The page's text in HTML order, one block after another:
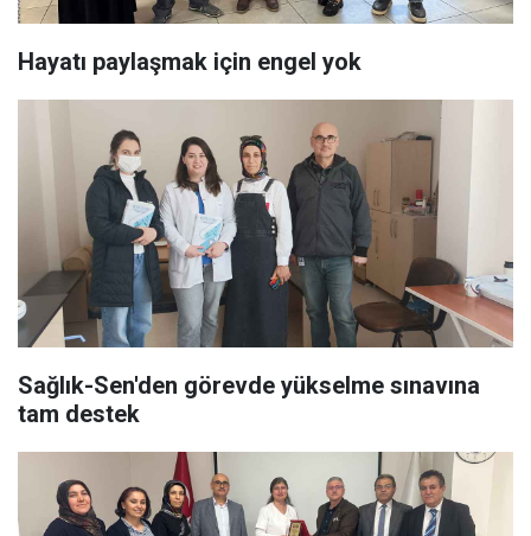
Hayatı paylaşmak için engel yok
Sağlık-Sen'den görevde yükselme sınavına
tam destek